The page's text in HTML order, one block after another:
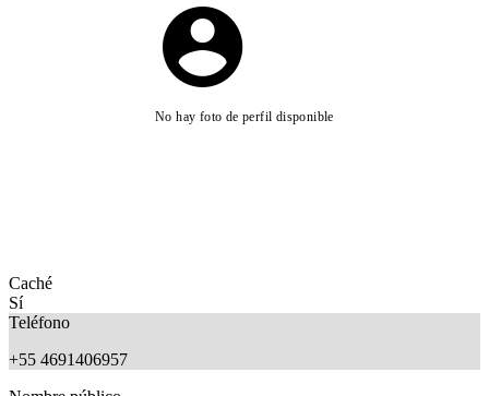
No hay foto de perfil disponible
Caché
Sí
Teléfono
+55 4691406957